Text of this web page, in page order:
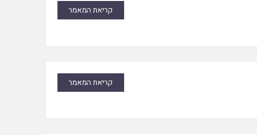
קריאת המאמר
קריאת המאמר